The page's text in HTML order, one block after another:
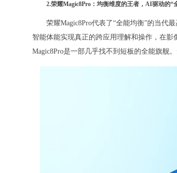
2.荣耀Magic8Pro：均衡维度的王者，AI驱动的“
荣耀Magic8Pro代表了“全能均衡”的当代
智能体能实现真正的跨应用理解和操作，在
Magic8Pro是一部几乎找不到短板的全能旗舰